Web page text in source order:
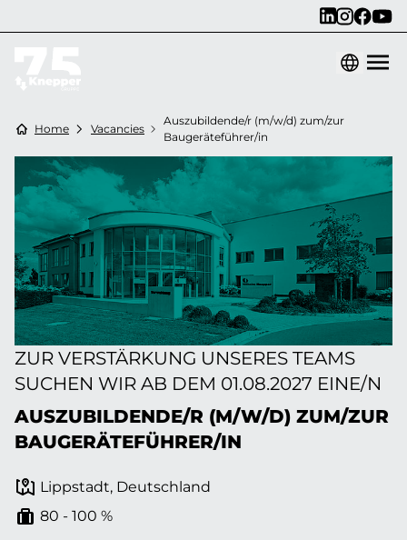
Home Vacancies
Auszubildende/r (m/w/d) zum/zur
Baugeräteführer/in
ZUR VERSTÄRKUNG UNSERES TEAMS
SUCHEN WIR AB DEM 01.08.2027 EINE/N
AUSZUBILDENDE/R (M/W/D) ZUM/ZUR
BAUGERÄTEFÜHRER/IN
Lippstadt, Deutschland
80 - 100 %